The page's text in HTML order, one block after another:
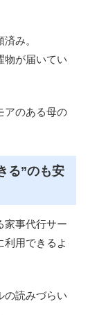
み。
物が届いてい
アのある母の
る”のも安
家事代行サー
利用できるよ
の読みづらい